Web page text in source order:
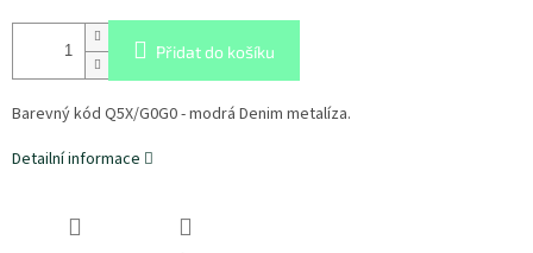
Přidat do košíku
Barevný kód Q5X/G0G0 - modrá Denim metalíza.
Detailní informace